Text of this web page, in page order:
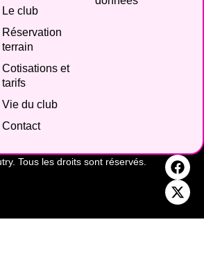
Le club
Réservation
terrain
Cotisations et
tarifs
Vie du club
Contact
Tous les droits sont réservés.